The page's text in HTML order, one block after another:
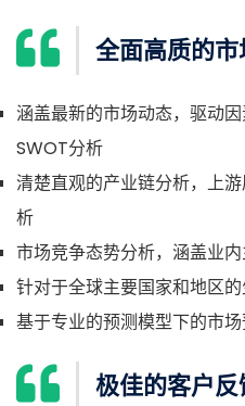
全面高质的
涵盖最新的市场动态，驱动因
SWOT分析
清楚直观的产业链分析，上
析
市场竞争态势分析，涵盖业
针对于全球主要国家和地区
基于专业的预测模型下的市
极佳的客户